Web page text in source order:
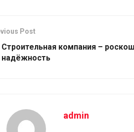
Post
Строительная компания –
надёжность
admin